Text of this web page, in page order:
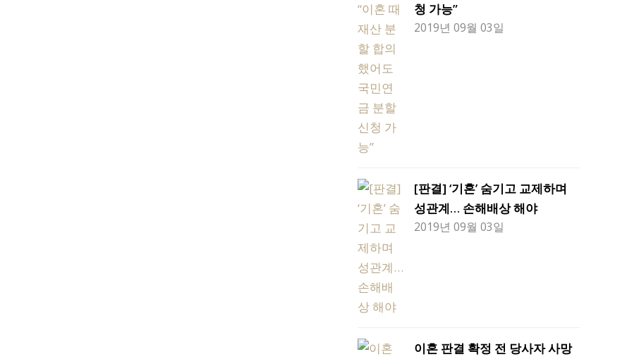
청 가능”
2019년 09월 03일
[판결] ‘기혼’ 숨기고 교제하며
성관계… 손해배상 해야
2019년 09월 03일
이혼 판결 확정 전 당사자 사망